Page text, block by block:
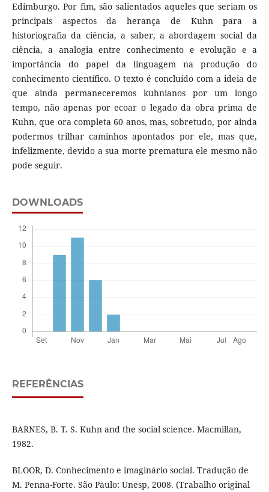
Edimburgo. Por fim, são salientados aqueles que seriam os
principais aspectos da herança de Kuhn para a
historiografia da ciência, a saber, a abordagem social da
ciência, a analogia entre conhecimento e evolução e a
importância do papel da linguagem na produção do
conhecimento científico. O texto é concluído com a ideia de
que ainda permaneceremos kuhnianos por um longo
tempo, não apenas por ecoar o legado da obra prima de
Kuhn, que ora completa 60 anos, mas, sobretudo, por ainda
podermos trilhar caminhos apontados por ele, mas que,
infelizmente, devido a sua morte prematura ele mesmo não
pode seguir.
DOWNLOADS
REFERÊNCIAS
BARNES, B. T. S. Kuhn and the social science. Macmillan,
1982.
BLOOR, D. Conhecimento e imaginário social. Tradução de
M. Penna-Forte. São Paulo: Unesp, 2008. (Trabalho original